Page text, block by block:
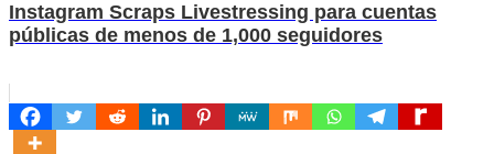
Instagram Scraps Livestressing para cuentas
públicas de menos de 1,000 seguidores